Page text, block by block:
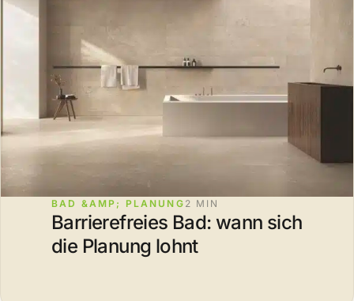
BAD &AMP; PLANUNG 2 MIN
Barrierefreies Bad: wann sich
die Planung lohnt